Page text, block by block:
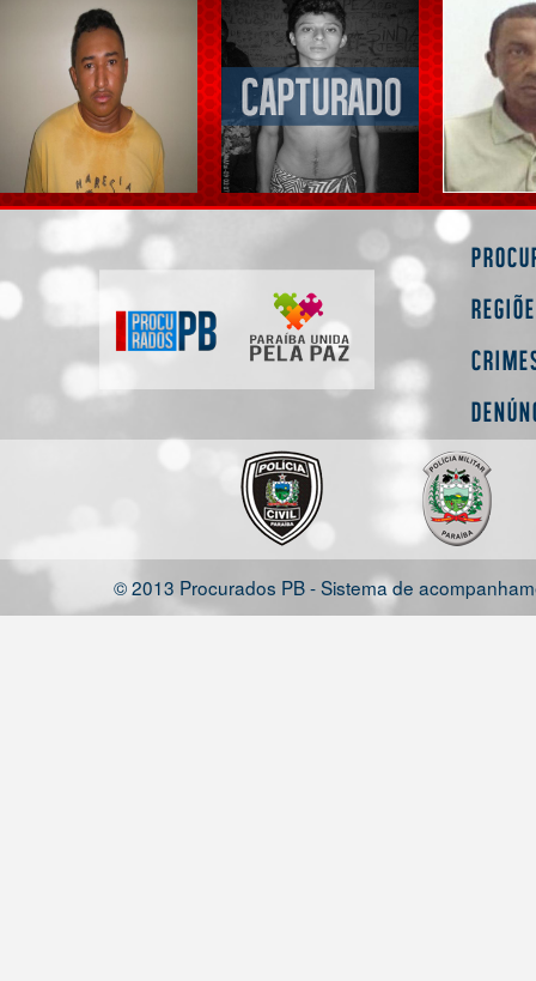
© 2013 Procurados PB - Sistema de